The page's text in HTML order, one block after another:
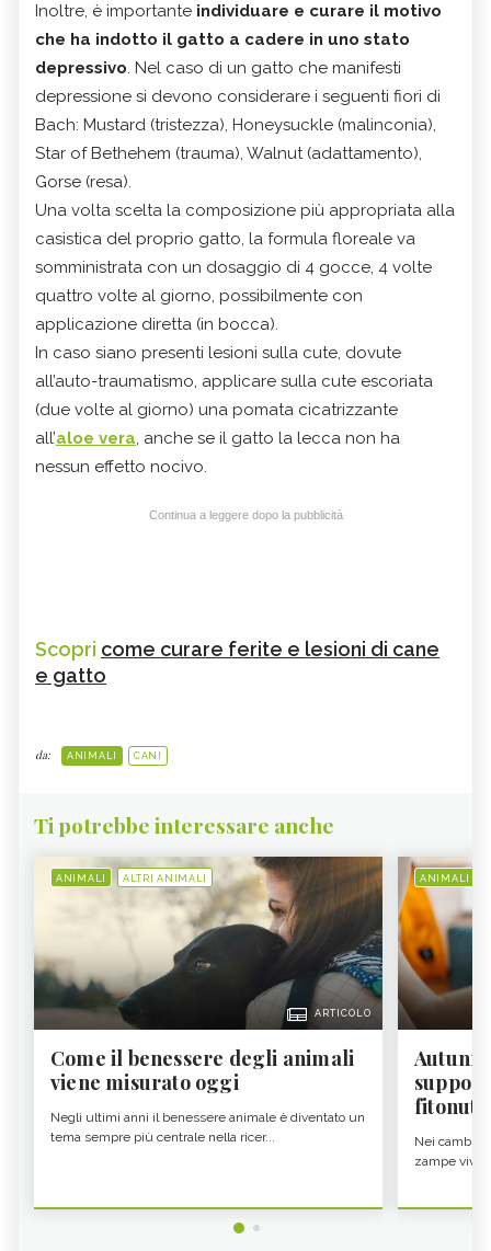
Inoltre, è importante individuare e curare il motivo
che ha indotto il gatto a cadere in uno stato
depressivo. Nel caso di un gatto che manifesti
depressione si devono considerare i seguenti fiori di
Bach: Mustard (tristezza), Honeysuckle (malinconia),
Star of Bethehem (trauma), Walnut (adattamento),
Gorse (resa).
Una volta scelta la composizione più appropriata alla
casistica del proprio gatto, la formula floreale va
somministrata con un dosaggio di 4 gocce, 4 volte
quattro volte al giorno, possibilmente con
applicazione diretta (in bocca).
In caso siano presenti lesioni sulla cute, dovute
all’auto-traumatismo, applicare sulla cute escoriata
(due volte al giorno) una pomata cicatrizzante
all’aloe vera, anche se il gatto la lecca non ha
nessun effetto nocivo.
Continua a leggere dopo la pubblicità
Scopri come curare ferite e lesioni di cane
e gatto
da: ANIMALI CANI
Ti potrebbe interessare anche
ANIMALI ALTRI ANIMALI
ARTICOLO
Come il benessere degli animali
viene misurato oggi
Negli ultimi anni il benessere animale è diventato un
tema sempre più centrale nella ricer...
ANIMALI
Nei cambi
zampe